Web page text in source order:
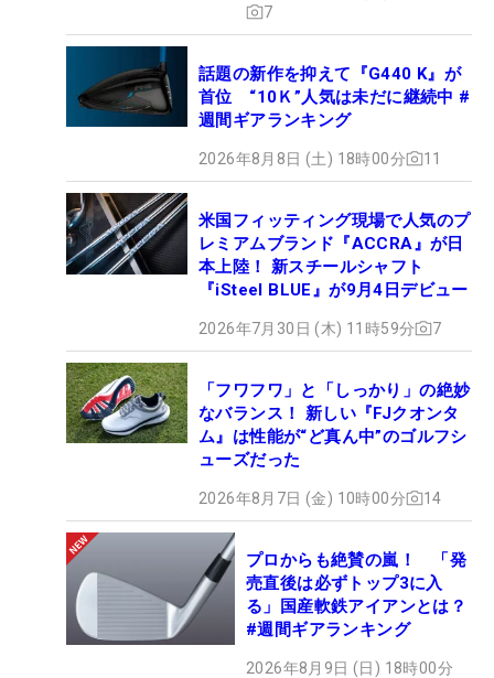
7
話題の新作を抑えて『G440 K』が
首位 “10Ｋ”人気は未だに継続中 #
週間ギアランキング
2026年8月8日 (土) 18時00分 11
米国フィッティング現場で人気のプ
レミアムブランド『ACCRA』が日
本上陸！ 新スチールシャフト
『iSteel BLUE』が9月4日デビュー
2026年7月30日 (木) 11時59分 7
「フワフワ」と「しっかり」の絶妙
なバランス！ 新しい『FJクオンタ
ム』は性能が“ど真ん中”のゴルフシ
ューズだった
2026年8月7日 (金) 10時00分 14
プロからも絶賛の嵐！ 「発
売直後は必ずトップ3に入
る」国産軟鉄アイアンとは？
#週間ギアランキング
2026年8月9日 (日) 18時00分